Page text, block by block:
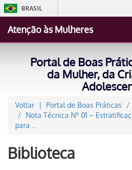
BRASIL
Atenção às Mulheres
Portal de Boas
da Mulher, da
Voltar Portal de Boas Práticas
Nota Técnica Nº 01 –
para …
Biblioteca